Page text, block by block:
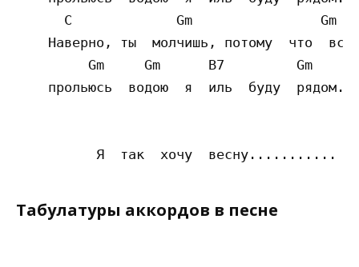
C             Gm
Наверно, ты  молчишь, потому  что  все
         Gm     Gm      B7         Gm
прольюсь  водою  я  иль  буду
Табулатуры аккордов в песне